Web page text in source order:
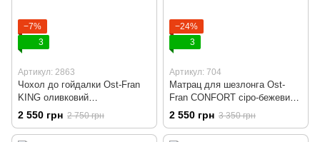
−7%
3
Артикул: 2863
Чохол до гойдалки Ost-Fran
KING оливковий
205х125х163/140
2 550 грн 2 750 грн
−24%
3
Артикул: 704
Матрац для шезлонга Ost-
Fran CONFORT сіро-бежевий
2739, 196x60x8 см
2 550 грн 3 350 грн